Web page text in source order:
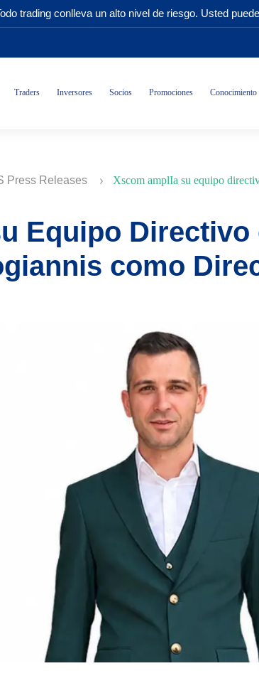
trading conlleva un alto nivel de riesgo. Usted
Traders Inversores Socios Promociones Conocimiento
Press Releases
Xscom amplIa su equipo
Equipo
como